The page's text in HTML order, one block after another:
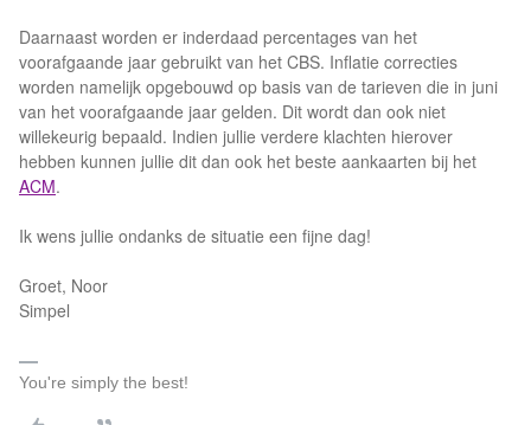
Daarnaast worden er inderdaad percentages van het
voorafgaande jaar gebruikt van het CBS. Inflatie correcties
worden namelijk opgebouwd op basis van de tarieven die in juni
van het voorafgaande jaar gelden. Dit wordt dan ook niet
willekeurig bepaald. Indien jullie verdere klachten hierover
hebben kunnen jullie dit dan ook het beste aankaarten bij het
ACM.
Ik wens jullie ondanks de situatie een fijne dag!
Groet, Noor
Simpel
You're simply the best!